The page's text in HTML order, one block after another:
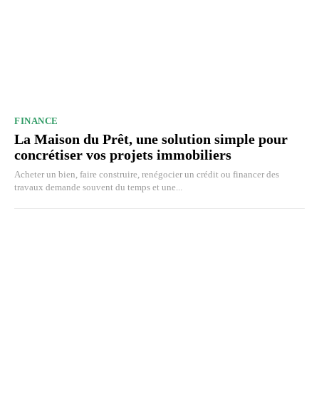
FINANCE
La Maison du Prêt, une solution simple pour
concrétiser vos projets immobiliers
Acheter un bien, faire construire, renégocier un crédit ou financer des
travaux demande souvent du temps et une...